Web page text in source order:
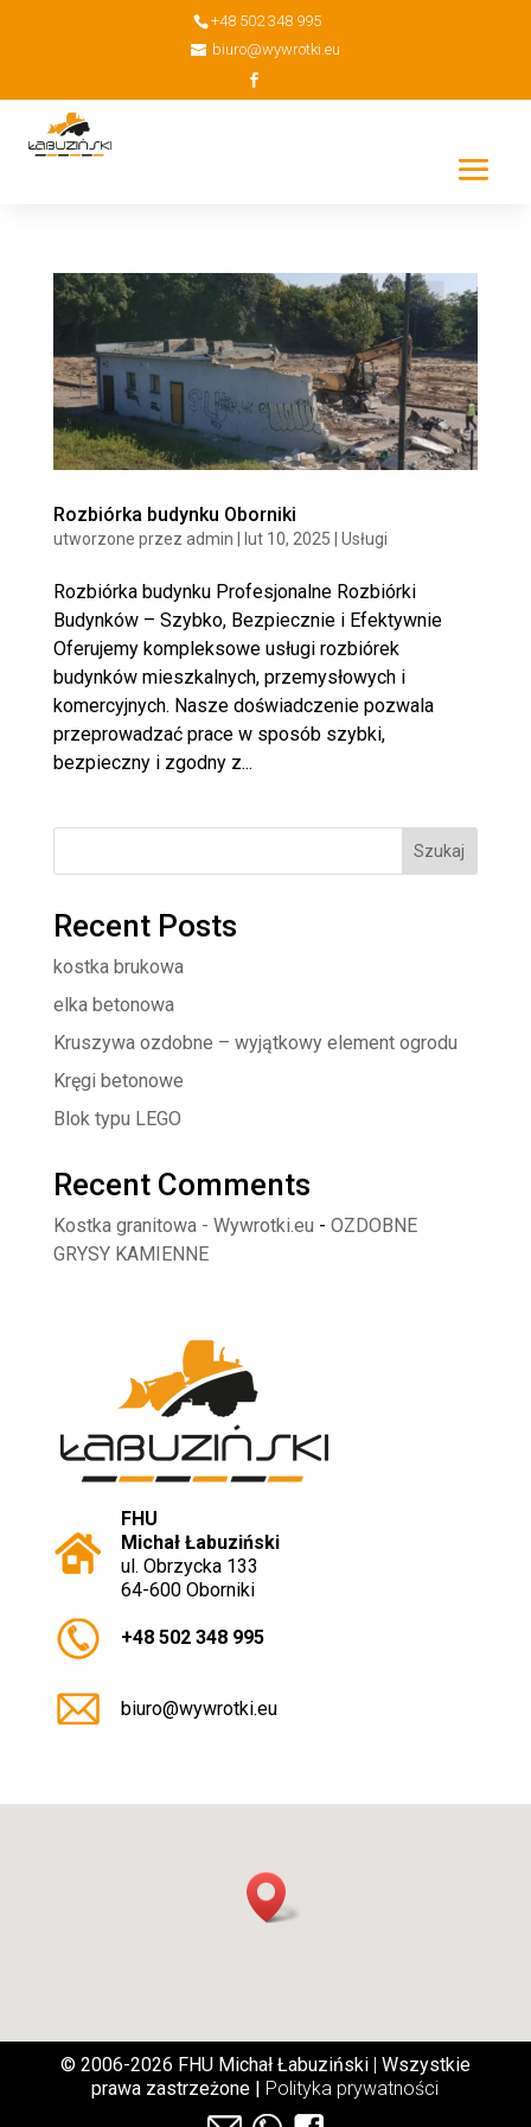
+48 502 348 995
biuro@wywrotki.eu
Rozbiórka budynku Oborniki
utworzone przez admin lut 10, 2025 Usługi
Rozbiórka budynku Profesjonalne Rozbiórki
Budynków – Szybko, Bezpiecznie i Efektywnie
Oferujemy kompleksowe usługi rozbiórek
budynków mieszkalnych, przemysłowych i
komercyjnych. Nasze doświadczenie pozwala
przeprowadzać prace w sposób szybki,
bezpieczny i zgodny z...
Szukaj
Recent Posts
kostka brukowa
elka betonowa
Kruszywa ozdobne – wyjątkowy element ogrodu
Kręgi betonowe
Blok typu LEGO
Recent Comments
Kostka granitowa - Wywrotki.eu - OZDOBNE
GRYSY KAMIENNE
FHU
Michał Łabuziński
ul. Obrzycka 133
64-600 Oborniki
+48 502 348 995
biuro@wywrotki.eu
© 2006-2026 FHU Michał Łabuziński | Wszystkie
prawa zastrzeżone | Polityka prywatności